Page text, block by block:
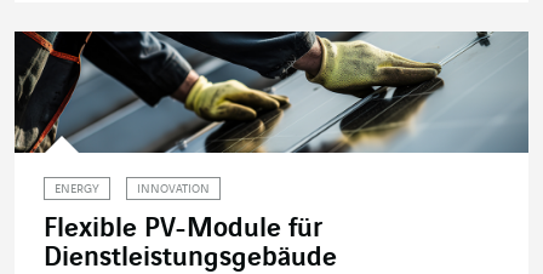
ENERGY INNOVATION
Flexible PV-Module für
Dienstleistungsgebäude